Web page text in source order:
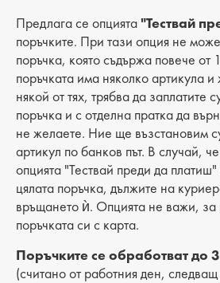
Категория: обувки
Лицев материал: текстил
Хастар: еко кожа
Ходило/Подметка: равна
Вид стелка: еко кожа
Височина подметка: 1 cm
Височина на платформата :
Разстояние от петата до
Предлага се опцията"Тествай
поръчките. При тази опция не
поръчка, която съдържа повече от
поръчката има няколко артикула
някой от тях, трябва да заплатите
поръчка и с отделна пратка да
не желаете. Ние ще възстановим
артикул по банков път. В случай,
опцията "Тествай преди да
цялата поръчка, дължите на
връщането ѝ. Опцията не важи, за
поръчката си с карта.
Поръчките се обработват до
(считано от работния ден,